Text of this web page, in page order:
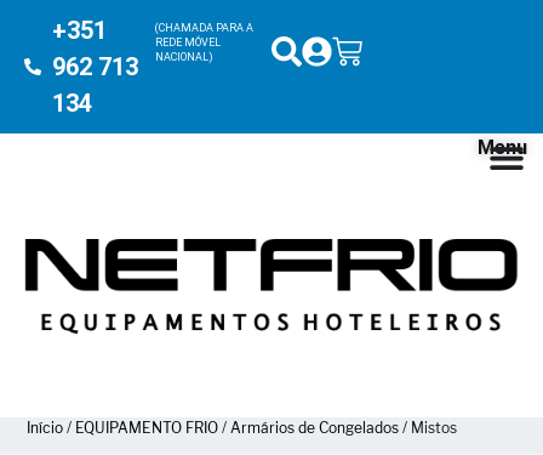
+351
962 713
134
(CHAMADA PARA A
REDE MÓVEL
NACIONAL)
Menu
Início / EQUIPAMENTO FRIO / Armários de Congelados / Mistos